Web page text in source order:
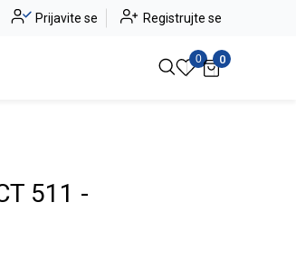
Alma Ras do -50% Pogledaj više
Prijavite se Registrujte se
0 0
511 -